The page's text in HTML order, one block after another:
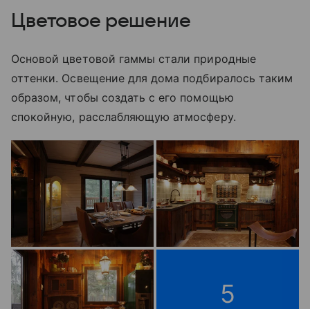
Цветовое решение
Основой цветовой гаммы стали природные
оттенки. Освещение для дома подбиралось таким
образом, чтобы создать с его помощью
спокойную, расслабляющую атмосферу.
5